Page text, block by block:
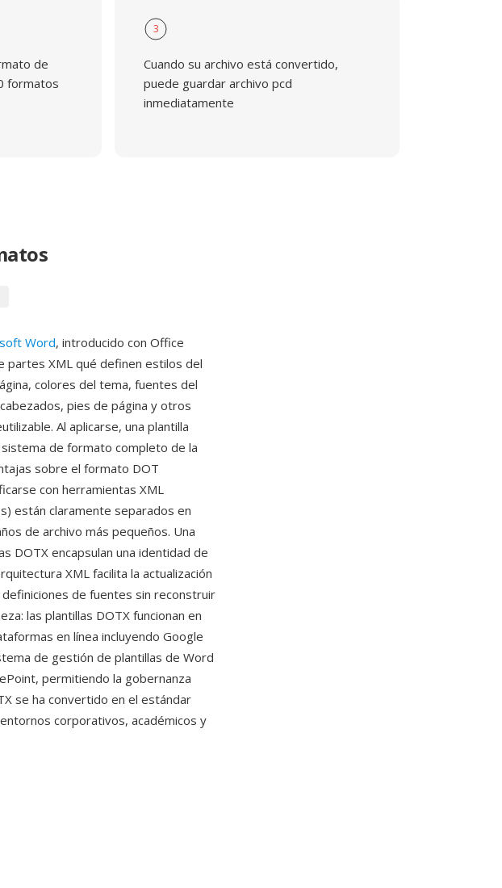
de
formatos
3
Cuando su archivo está convertido,
puede guardar archivo pcd
inmediatamente
Word, introducido con Office
partes XML qué definen estilos del
colores del tema, fuentes del
pies de página y otros
Al aplicarse, una plantilla
de formato completo de la
sobre el formato DOT
con herramientas XML
están claramente separados en
de archivo más pequeños. Una
DOTX encapsulan una identidad de
XML facilita la actualización
de fuentes sin reconstruir
las plantillas DOTX funcionan en
en línea incluyendo Google
de gestión de plantillas de Word
permitiendo la gobernanza
se ha convertido en el estándar
corporativos, académicos y